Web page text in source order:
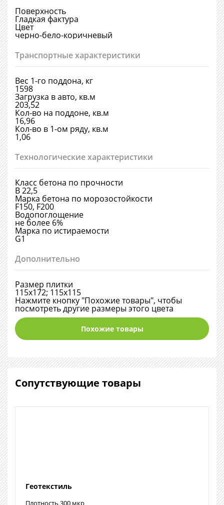
Поверхность
Гладкая фактура
Цвет
черно-бело-коричневый
Транспортные характеристики
Вес 1-го поддона, кг
1598
Загрузка в авто, кв.м
203,52
Кол-во на поддоне, кв.м
16,96
Кол-во в 1-ом ряду, кв.м
1,06
Технологические характеристики
Класс бетона по прочности
В 22,5
Марка бетона по морозостойкости
F150, F200
Водопоглощение
не более 6%
Марка по истираемости
G1
Дополнительно
Размер плитки
115х172; 115х115
Нажмите кнопку "Похожие товары", чтобы
посмотреть другие размеры этого цвета
Похожие товары
Сопутствующие товары
Геотекстиль
Плотность 300 мкр